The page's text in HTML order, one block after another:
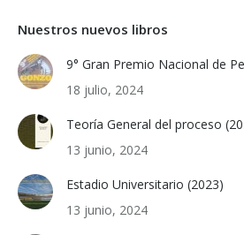
Nuestros nuevos libros
9° Gran Premio Nacional de
18 julio, 2024
Teoría General del proceso
13 junio, 2024
Estadio Universitario (2023)
13 junio, 2024